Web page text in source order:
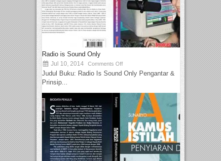
Radio is Sound Only
Jul 10, 2014 Comments Off
Judul Buku: Radio Is Sound Only Pengantar &
Prinsip...